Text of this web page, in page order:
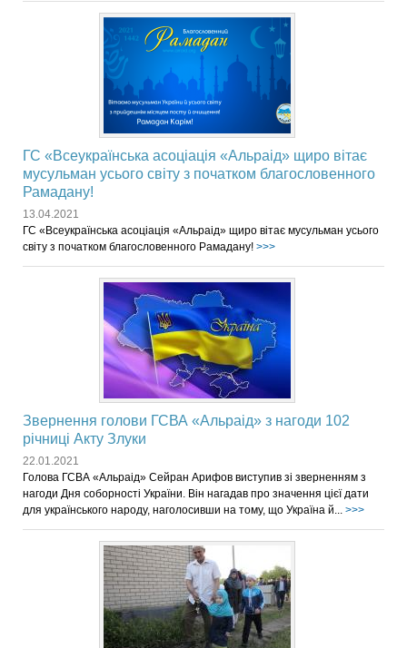
ГС «Всеукраїнська асоціація «Альраід» щиро вітає
мусульман усього світу з початком благословенного
Рамадану!
13.04.2021
ГС «Всеукраїнська асоціація «Альраід» щиро вітає мусульман усього
світу з початком благословенного Рамадану! >>>
Звернення голови ГСВА «Альраід» з нагоди 102
річниці Акту Злуки
22.01.2021
Голова ГСВА «Альраід» Сейран Арифов виступив зі зверненням з
нагоди Дня соборності України. Він нагадав про значення цієї дати
для українського народу, наголосивши на тому, що Україна й... >>>